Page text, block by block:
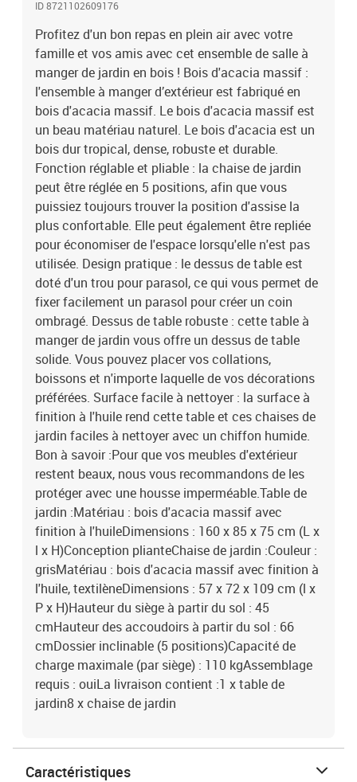
décorations préférées. Surface facile à nettoyer : la surface à
finition à l'huile rend cette table et ces chaises de jardin faciles à
nettoyer avec un chiffon humide. Bon à savoir :Pour que vos
meubles d'extérieur restent beaux, nous vous recommandons de
les protéger avec une housse imperméable.Table de jardin
:Matériau : bois d'acacia massif avec finition à l'huileDimensions :
160 x 85 x 75 cm (L x l x H)Conception plianteChaise de jardin
:Couleur : grisMatériau : bois d'acacia massif avec finition à
l'huile, textilèneDimensions : 57 x 72 x 109 cm (l x P x H)Hauteur
du siège à partir du sol : 45 cmHauteur des accoudoirs à partir du
sol : 66 cmDossier inclinable (5 positions)Capacité de charge
maximale (par siège) : 110 kgAssemblage requis : ouiLa livraison
contient :1 x table de jardin8 x chaise de jardin
ID 8721102609176
Profitez d'un bon repas en plein air avec votre
famille et vos amis avec cet ensemble de salle à
manger de jardin en bois ! Bois d'acacia massif :
l'ensemble à manger d’extérieur est fabriqué en
bois d'acacia massif. Le bois d'acacia massif est
un beau matériau naturel. Le bois d'acacia est un
bois dur tropical, dense, robuste et durable.
Fonction réglable et pliable : la chaise de jardin
peut être réglée en 5 positions, afin que vous
puissiez toujours trouver la position d'assise la
plus confortable. Elle peut également être repliée
pour économiser de l'espace lorsqu'elle n'est pas
utilisée. Design pratique : le dessus de table est
doté d'un trou pour parasol, ce qui vous permet de
fixer facilement un parasol pour créer un coin
ombragé. Dessus de table robuste : cette table à
manger de jardin vous offre un dessus de table
solide. Vous pouvez placer vos collations,
boissons et n'importe laquelle de vos décorations
préférées. Surface facile à nettoyer : la surface à
finition à l'huile rend cette table et ces chaises de
jardin faciles à nettoyer avec un chiffon humide.
Bon à savoir :Pour que vos meubles d'extérieur
restent beaux, nous vous recommandons de les
protéger avec une housse imperméable.Table de
jardin :Matériau : bois d'acacia massif avec
finition à l'huileDimensions : 160 x 85 x 75 cm (L x
l x H)Conception plianteChaise de jardin :Couleur :
grisMatériau : bois d'acacia massif avec finition à
l'huile, textilèneDimensions : 57 x 72 x 109 cm (l x
P x H)Hauteur du siège à partir du sol : 45
cmHauteur des accoudoirs à partir du sol : 66
cmDossier inclinable (5 positions)Capacité de
charge maximale (par siège) : 110 kgAssemblage
requis : ouiLa livraison contient :1 x table de
jardin8 x chaise de jardin
Caractéristiques